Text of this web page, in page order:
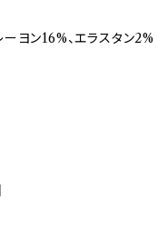
ヨン16%、エラスタン2%